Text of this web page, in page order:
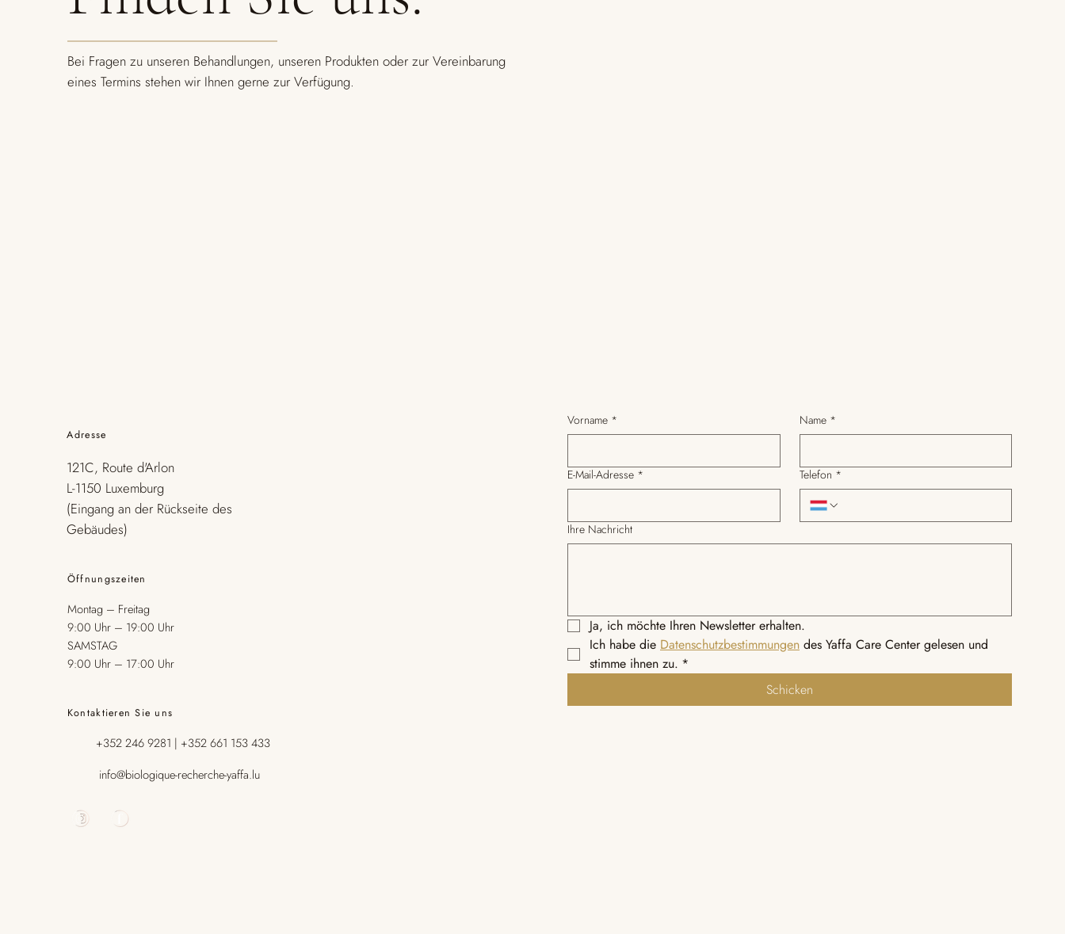
Bei Fragen zu unseren Behandlungen, unseren Produkten oder zur Vereinbarung
eines Termins stehen wir Ihnen gerne zur Verfügung.
Adresse
121C, Route d'Arlon
L-1150 Luxemburg
(Eingang an der Rückseite des
Gebäudes)
Öffnungszeiten
Montag – Freitag
9:00 Uhr – 19:00 Uhr
SAMSTAG
9:00 Uhr – 17:00 Uhr
Kontaktieren Sie uns
+352 246 9281 | +352 661 153 433
info@biologique-recherche-yaffa.lu
Vorname * Name *
E-Mail-Adresse * Telefon *
Ihre Nachricht
Ja, ich möchte Ihren Newsletter erhalten.
Ich habe die Datenschutzbestimmungen des Yaffa Care Center gelesen und
stimme ihnen zu. *
Schicken